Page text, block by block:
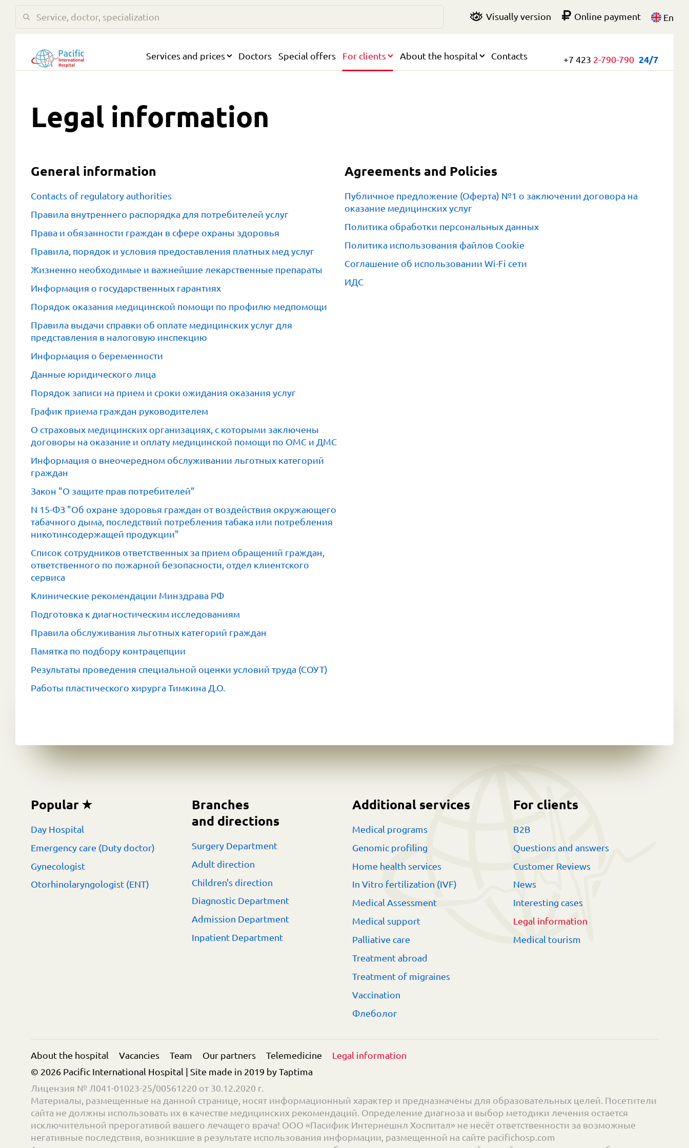
Visually version Online payment En
Services and prices Doctors Special offers For clients About the hospital Contacts +7 423 2-790-790 24/7
Legal information
General information
Contacts of regulatory authorities
Правила внутреннего распорядка для потребителей услуг
Права и обязанности граждан в сфере охраны здоровья
Правила, порядок и условия предоставления платных мед услуг
Жизненно необходимые и важнейшие лекарственные препараты
Информация о государственных гарантиях
Порядок оказания медицинской помощи по профилю медпомощи
Правила выдачи справки об оплате медицинских услуг для
представления в налоговую инспекцию
Информация о беременности
Данные юридического лица
Порядок записи на прием и сроки ожидания оказания услуг
График приема граждан руководителем
О страховых медицинских организациях, с которыми заключены
договоры на оказание и оплату медицинской помощи по ОМС и ДМС
Информация о внеочередном обслуживании льготных категорий
граждан
Закон "О защите прав потребителей"
N 15-ФЗ "Об охране здоровья граждан от воздействия окружающего
табачного дыма, последствий потребления табака или потребления
никотинсодержащей продукции"
Список сотрудников ответственных за прием обращений граждан,
ответственного по пожарной безопасности, отдел клиентского
сервиса
Клинические рекомендации Минздрава РФ
Подготовка к диагностическим исследованиям
Правила обслуживания льготных категорий граждан
Памятка по подбору контрацепции
Результаты проведения специальной оценки условий труда (СОУТ)
Работы пластического хирурга Тимкина Д.О.
Agreements and Policies
Публичное предложение (Оферта) №1 о заключении договора на
оказание медицинских услуг
Политика обработки персональных данных
Политика использования файлов Cookie
Соглашение об использовании Wi-Fi сети
ИДС
Popular
Day Hospital
Emergency care (Duty doctor)
Gynecologist
Otorhinolaryngologist (ENT)
Branches
and directions
Surgery Department
Adult direction
Children's direction
Diagnostic Department
Admission Department
Inpatient Department
Additional services
Medical programs
Genomic profiling
Home health services
In Vitro fertilization (IVF)
Medical Assessment
Medical support
Palliative care
Treatment abroad
Treatment of migraines
Vaccination
Флеболог
For clients
B2B
Questions and answers
Customer Reviews
News
Interesting cases
Legal information
Medical tourism
About the hospital Vacancies Team Our partners Telemedicine
Legal information
© 2026 Pacific International Hospital | Site made in 2019 by Taptima
Лицензия № Л041-01023-25/00561220 от 30.12.2020 г.
Материалы, размещенные на данной странице, носят информационный характер и предназначены для образовательных целей. Посетители
сайта не должны использовать их в качестве медицинских рекомендаций. Определение диагноза и выбор методики лечения остается
исключительной прерогативой вашего лечащего врача! ООО «Пасифик Интернешнл Хоспитал» не несёт ответственности за возможные
негативные последствия, возникшие в результате использования информации, размещенной на сайте pacifichosp.com